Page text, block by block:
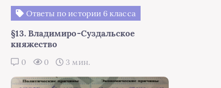
Ответы по истории 6 класса
§13. Владимиро-Суздальское
княжество
0 0 3 мин.